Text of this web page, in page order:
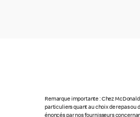
Remarque importante : Chez
particuliers quant au choix de repas ou
énoncés par nos fournisseurs